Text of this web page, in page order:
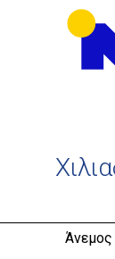
Άνεμος